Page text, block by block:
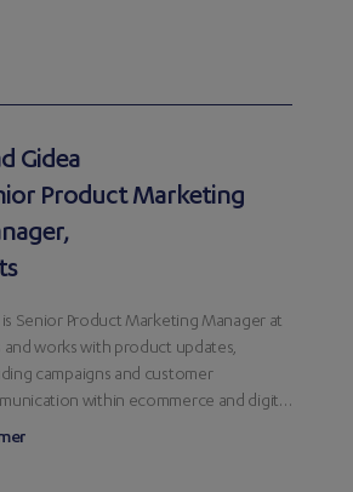
Gidea
Product Marketing
Senior Product Marketing Manager at
and works with product updates,
campaigns and customer
within ecommerce and digital